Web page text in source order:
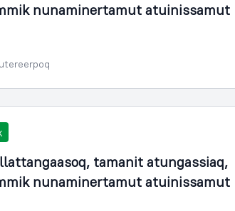
nunaminertamut atuinissamut
tamanit atungassiaq,
nunaminertamut atuinissamut